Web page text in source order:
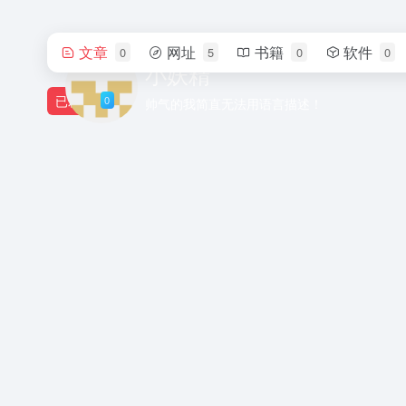
小妖精
文章 0 网址 5 书籍 0 软件 0
已发布 0